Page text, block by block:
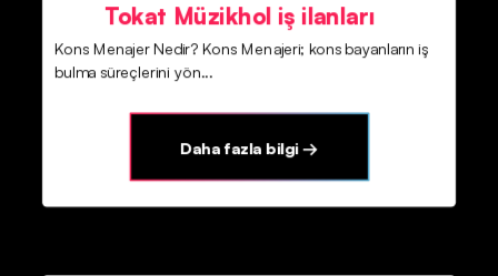
Tokat Müzikhol iş ilanları
Kons Menajer Nedir? Kons Menajeri; kons bayanların iş
bulma süreçlerini yön...
Daha fazla bilgi →